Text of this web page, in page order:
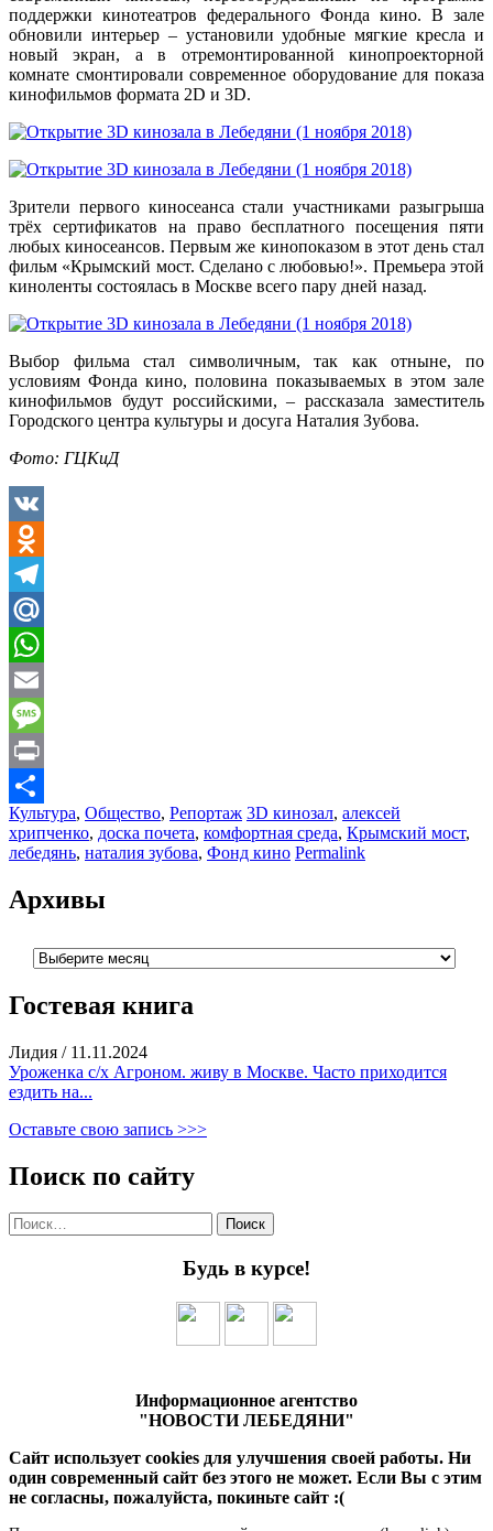
поддержки кинотеатров федерального Фонда кино. В зале
обновили интерьер – установили удобные мягкие кресла и
новый экран, а в отремонтированной кинопроекторной
комнате смонтировали современное оборудование для показа
кинофильмов формата 2D и 3D.
Зрители первого киносеанса стали участниками разыгрыша
трёх сертификатов на право бесплатного посещения пяти
любых киносеансов. Первым же кинопоказом в этот день стал
фильм «Крымский мост. Сделано с любовью!». Премьера этой
киноленты состоялась в Москве всего пару дней назад.
Выбор фильма стал символичным, так как отныне, по
условиям Фонда кино, половина показываемых в этом зале
кинофильмов будут российскими, – рассказала заместитель
Городского центра культуры и досуга Наталия Зубова.
Фото: ГЦКиД
VK
Odnoklassniki
Telegram
Mail.Ru
WhatsApp
Email
Message
Print
Отправить
Культура, Общество, Репортаж 3D кинозал, алексей
хрипченко, доска почета, комфортная среда, Крымский мост,
лебедянь, наталия зубова, Фонд кино Permalink
Архивы
Архивы
Гостевая книга
Лидия / 11.11.2024
Уроженка с/х Агроном. живу в Москве. Часто приходится
ездить на...
Оставьте свою запись >>>
Поиск по сайту
Найти:
Будь в курсе!
Информационное агентство
"НОВОСТИ ЛЕБЕДЯНИ"
Сайт использует cookies для улучшения своей работы. Ни
один современный сайт без этого не может. Если Вы с этим
не согласны, пожалуйста, покиньте сайт :(